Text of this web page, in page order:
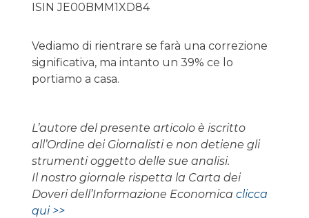
ISIN JE00BMM1XD84
Vediamo di rientrare se farà una correzione
significativa, ma intanto un 39% ce lo
portiamo a casa.
L’autore del presente articolo è iscritto
all’Ordine dei Giornalisti e non detiene gli
strumenti oggetto delle sue analisi.
Il nostro giornale rispetta la Carta dei
Doveri dell’Informazione Economica clicca
qui >>